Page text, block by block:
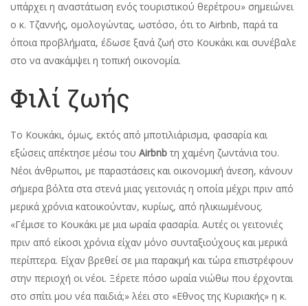
υπάρχει η αναστάτωση ενός τουριστικού θερέτρου» σηµειώνει
ο κ. Τζαννής, οµολογώντας, ωστόσο, ότι το Airbnb, παρά τα
όποια προβλήµατα, έδωσε ξανά ζωή στο Κουκάκι και συνέβαλε
στο να ανακάµψει η τοπική οικονοµία.
Φιλί ζωής
Το Κουκάκι, όµως, εκτός από µποτιλιάρισµα, φασαρία και
εξώσεις απέκτησε µέσω του Airbnb τη χαµένη ζωντάνια του.
Νέοι άνθρωποι, µε παραστάσεις και οικονοµική άνεση, κάνουν
σήµερα βόλτα στα στενά µιας γειτονιάς η οποία µέχρι πριν από
µερικά χρόνια κατοικούνταν, κυρίως, από ηλικιωµένους.
«Γέµισε το Κουκάκι µε µια ωραία φασαρία. Αυτές οι γειτονιές
πριν από είκοσι χρόνια είχαν µόνο συνταξιούχους και µερικά
περίπτερα. Είχαν βρεθεί σε µια παρακµή και τώρα επιστρέφουν
στην περιοχή οι νέοι. Ξέρετε πόσο ωραία νιώθω που έρχονται
στο σπίτι µου νέα παιδιά;» λέει στο «Εθνος της Κυριακής» η κ.